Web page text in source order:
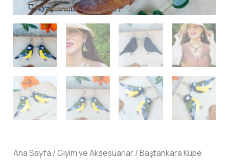
Ana Sayfa / Giyim ve Aksesuarlar / Baştankara Küpe